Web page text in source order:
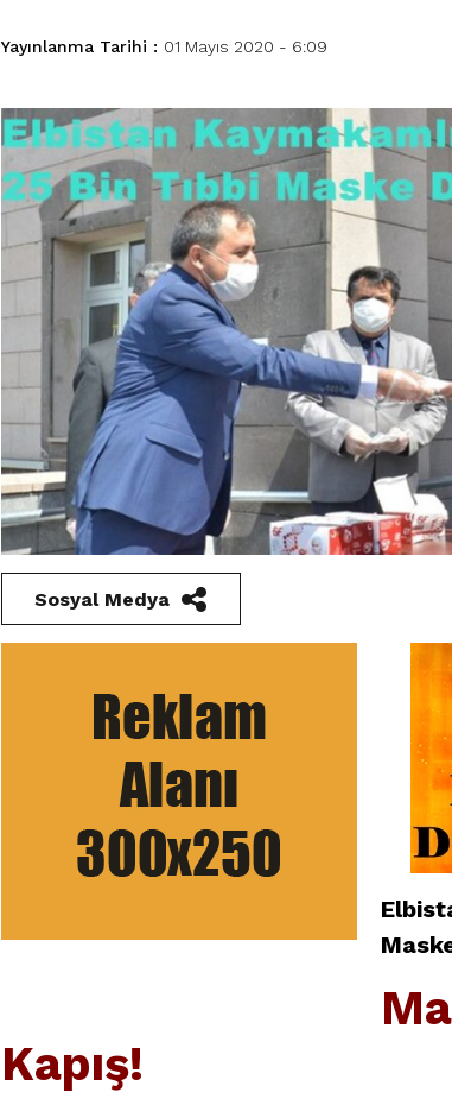
Yayınlanma Tarihi : 01 Mayıs 2020 - 6:09
Sosyal Medya
Kapış!